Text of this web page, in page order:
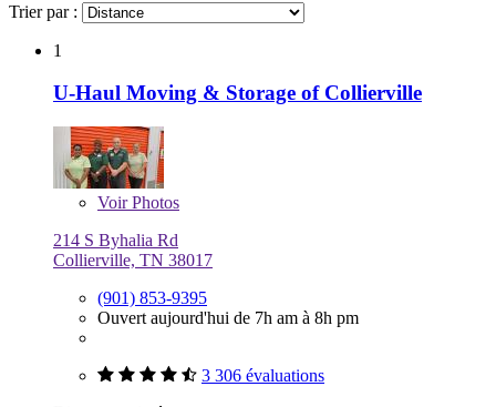
Trier par :
1
U-Haul Moving & Storage of Collierville
VoirPhotos
214 S Byhalia Rd
Collierville, TN 38017
(901) 853-9395
Ouvert aujourd'hui de 7h am à 8h pm
3 306 évaluations